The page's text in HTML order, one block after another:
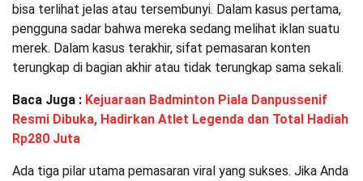
bisa terlihat jelas atau tersembunyi. Dalam kasus pertama,
pengguna sadar bahwa mereka sedang melihat iklan suatu
merek. Dalam kasus terakhir, sifat pemasaran konten
terungkap di bagian akhir atau tidak terungkap sama sekali.
Baca Juga : Kejuaraan Badminton Piala Danpussenif
Resmi Dibuka, Hadirkan Atlet Legenda dan Total Hadiah
Rp280 Juta
Ada tiga pilar utama pemasaran viral yang sukses. Jika Anda